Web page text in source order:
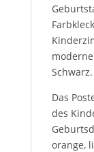
Schwarz.
Das
des
orange,